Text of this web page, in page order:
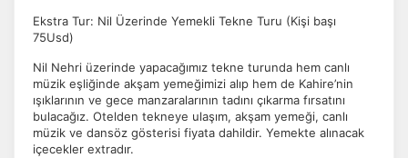
Ekstra Tur: Nil Üzerinde Yemekli Tekne Turu (Kişi başı
75Usd)
Nil Nehri üzerinde yapacağımız tekne turunda hem canlı
müzik eşliğinde akşam yemeğimizi alıp hem de Kahire’nin
ışıklarının ve gece manzaralarının tadını çıkarma fırsatını
bulacağız. Otelden tekneye ulaşım, akşam yemeği, canlı
müzik ve dansöz gösterisi fiyata dahildir. Yemekte alınacak
içecekler extradır.